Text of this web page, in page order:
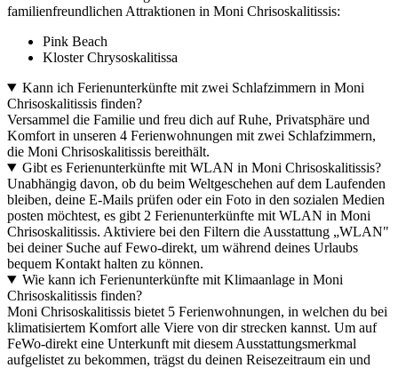
familienfreundlichen Attraktionen in Moni Chrisoskalitissis:
Pink Beach
Kloster Chrysoskalitissa
Kann ich Ferienunterkünfte mit zwei Schlafzimmern in Moni
Chrisoskalitissis finden?
Versammel die Familie und freu dich auf Ruhe, Privatsphäre und
Komfort in unseren 4 Ferienwohnungen mit zwei Schlafzimmern,
die Moni Chrisoskalitissis bereithält.
Gibt es Ferienunterkünfte mit WLAN in Moni Chrisoskalitissis?
Unabhängig davon, ob du beim Weltgeschehen auf dem Laufenden
bleiben, deine E-Mails prüfen oder ein Foto in den sozialen Medien
posten möchtest, es gibt 2 Ferienunterkünfte mit WLAN in Moni
Chrisoskalitissis. Aktiviere bei den Filtern die Ausstattung „WLAN"
bei deiner Suche auf Fewo-direkt, um während deines Urlaubs
bequem Kontakt halten zu können.
Wie kann ich Ferienunterkünfte mit Klimaanlage in Moni
Chrisoskalitissis finden?
Moni Chrisoskalitissis bietet 5 Ferienwohnungen, in welchen du bei
klimatisiertem Komfort alle Viere von dir strecken kannst. Um auf
FeWo-direkt eine Unterkunft mit diesem Ausstattungsmerkmal
aufgelistet zu bekommen, trägst du deinen Reisezeitraum ein und